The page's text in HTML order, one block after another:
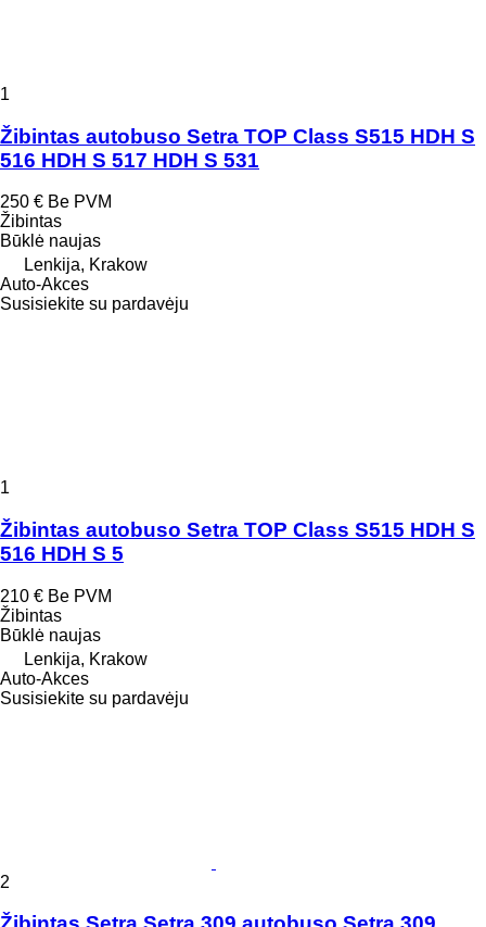
1
Žibintas autobuso Setra TOP Class S515 HDH S
516 HDH S 517 HDH S 531
250 € Be PVM
Žibintas
Būklė naujas
Lenkija, Krakow
Auto-Akces
Susisiekite su pardavėju
1
Žibintas autobuso Setra TOP Class S515 HDH S
516 HDH S 5
210 € Be PVM
Žibintas
Būklė naujas
Lenkija, Krakow
Auto-Akces
Susisiekite su pardavėju
2